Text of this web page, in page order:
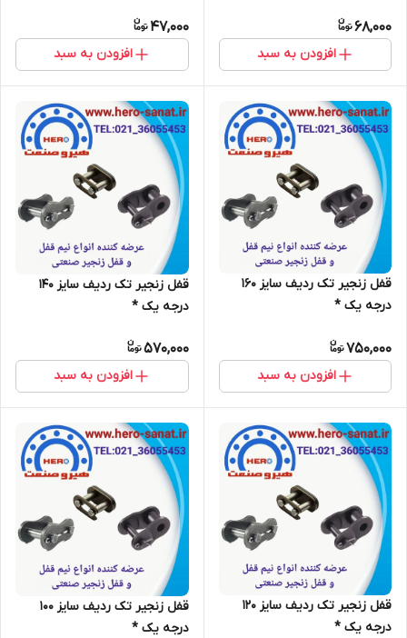
68,000
افزودن به سبد
47,000
افزودن به سبد
قفل زنجیر تک ردیف سایز 160
درجه یک *
750,000
افزودن به سبد
قفل زنجیر تک ردیف سایز 140
درجه یک *
570,000
افزودن به سبد
قفل زنجیر تک ردیف سایز 120
درجه یک *
قفل زنجیر تک ردیف سایز 100
درجه یک *